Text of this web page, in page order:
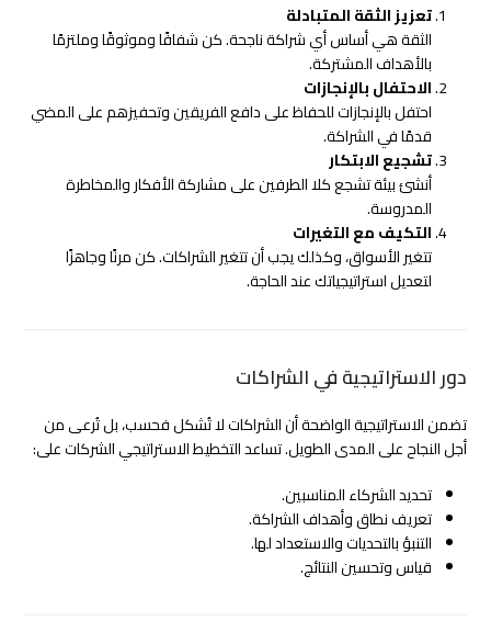
تعزيز الثقة المتبادلة
الثقة هي أساس أي شراكة ناجحة. كن شفافًا وموثوقًا وملتزمًا
بالأهداف المشتركة.
الاحتفال بالإنجازات
احتفل بالإنجازات للحفاظ على دافع الفريقين وتحفيزهم على المضي
قدمًا في الشراكة.
تشجيع الابتكار
أنشئ بيئة تشجع كلا الطرفين على مشاركة الأفكار والمخاطرة
المدروسة.
التكيف مع التغيرات
تتغير الأسواق، وكذلك يجب أن تتغير الشراكات. كن مرنًا وجاهزًا
لتعديل استراتيجياتك عند الحاجة.
دور الاستراتيجية في الشراكات
تضمن الاستراتيجية الواضحة أن الشراكات لا تُشكل فحسب، بل تُرعى من
أجل النجاح على المدى الطويل. تساعد التخطيط الاستراتيجي الشركات على:
تحديد الشركاء المناسبين.
تعريف نطاق وأهداف الشراكة.
التنبؤ بالتحديات والاستعداد لها.
قياس وتحسين النتائج.